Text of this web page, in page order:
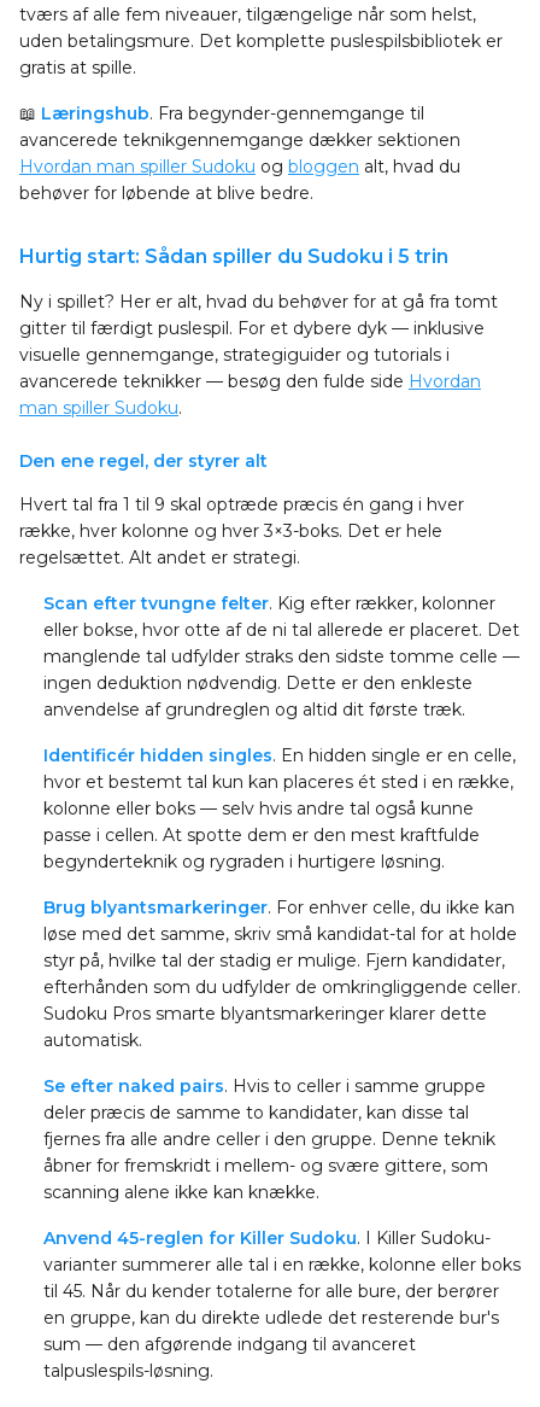
tværs af alle fem niveauer, tilgængelige når som helst,
uden betalingsmure. Det komplette puslespilsbibliotek er
gratis at spille.
📖 Læringshub. Fra begynder-gennemgange til
avancerede teknikgennemgange dækker sektionen
Hvordan man spiller Sudoku og bloggen alt, hvad du
behøver for løbende at blive bedre.
Hurtig start: Sådan spiller du Sudoku i 5 trin
Ny i spillet? Her er alt, hvad du behøver for at gå fra tomt
gitter til færdigt puslespil. For et dybere dyk — inklusive
visuelle gennemgange, strategiguider og tutorials i
avancerede teknikker — besøg den fulde side Hvordan
man spiller Sudoku.
Den ene regel, der styrer alt
Hvert tal fra 1 til 9 skal optræde præcis én gang i hver
række, hver kolonne og hver 3×3-boks. Det er hele
regelsættet. Alt andet er strategi.
Scan efter tvungne felter. Kig efter rækker, kolonner
eller bokse, hvor otte af de ni tal allerede er placeret. Det
manglende tal udfylder straks den sidste tomme celle —
ingen deduktion nødvendig. Dette er den enkleste
anvendelse af grundreglen og altid dit første træk.
Identificér hidden singles. En hidden single er en celle,
hvor et bestemt tal kun kan placeres ét sted i en række,
kolonne eller boks — selv hvis andre tal også kunne
passe i cellen. At spotte dem er den mest kraftfulde
begynderteknik og rygraden i hurtigere løsning.
Brug blyantsmarkeringer. For enhver celle, du ikke kan
løse med det samme, skriv små kandidat-tal for at holde
styr på, hvilke tal der stadig er mulige. Fjern kandidater,
efterhånden som du udfylder de omkringliggende celler.
Sudoku Pros smarte blyantsmarkeringer klarer dette
automatisk.
Se efter naked pairs. Hvis to celler i samme gruppe
deler præcis de samme to kandidater, kan disse tal
fjernes fra alle andre celler i den gruppe. Denne teknik
åbner for fremskridt i mellem- og svære gittere, som
scanning alene ikke kan knække.
Anvend 45-reglen for Killer Sudoku. I Killer Sudoku-
varianter summerer alle tal i en række, kolonne eller boks
til 45. Når du kender totalerne for alle bure, der berører
en gruppe, kan du direkte udlede det resterende bur's
sum — den afgørende indgang til avanceret
talpuslespils-løsning.